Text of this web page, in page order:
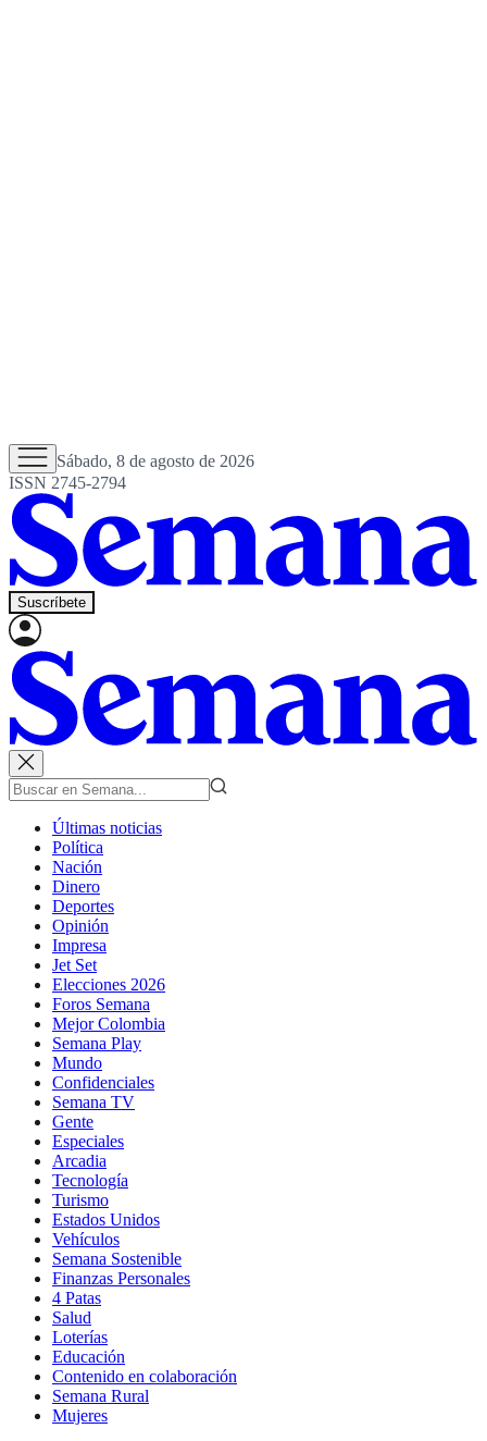
Sábado, 8 de agosto de 2026
ISSN 2745-2794
Suscríbete
Últimas noticias
Política
Nación
Dinero
Deportes
Opinión
Impresa
Jet Set
Elecciones 2026
Foros Semana
Mejor Colombia
Semana Play
Mundo
Confidenciales
Semana TV
Gente
Especiales
Arcadia
Tecnología
Turismo
Estados Unidos
Vehículos
Semana Sostenible
Finanzas Personales
4 Patas
Salud
Loterías
Educación
Contenido en colaboración
Semana Rural
Mujeres